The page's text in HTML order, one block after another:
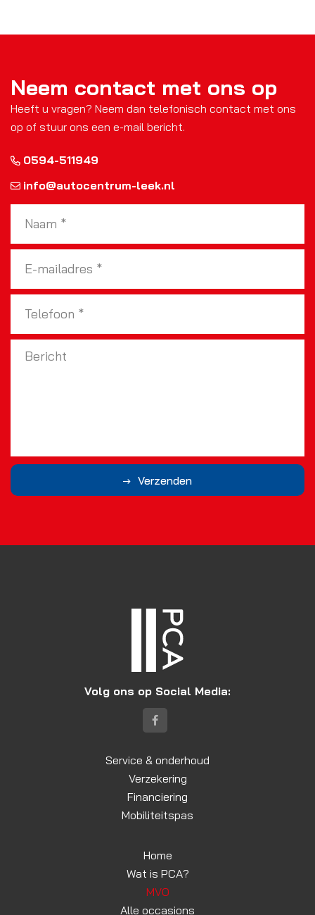
Neem contact met ons op
Heeft u vragen? Neem dan telefonisch contact met ons
op of stuur ons een e-mail bericht.
0594-511949
info@autocentrum-leek.nl
Verzenden
Volg ons op Social Media:
Service & onderhoud
Verzekering
Financiering
Mobiliteitspas
Home
Wat is PCA?
MVO
Alle occasions